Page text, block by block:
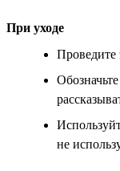
При уходе
Проведите
не